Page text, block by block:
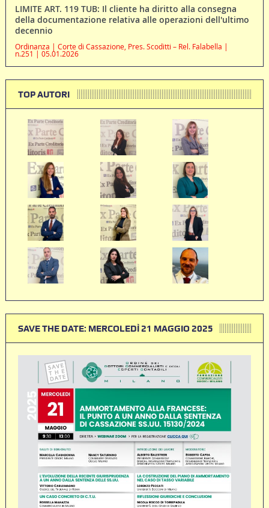
LIMITE ART. 119 TUB: Il cliente ha diritto alla consegna
della documentazione relativa alle operazioni dell'ultimo
decennio
Ordinanza | Corte di Cassazione, Pres. Scoditti – Rel. Falabella |
n.251 | 05.01.2026
TOP AUTORI
SAVE THE DATE: MERCOLEDÌ 21 MAGGIO 2025